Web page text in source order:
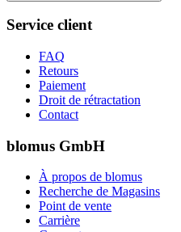
Service client
FAQ
Retours
Paiement
Droit de rétractation
Contact
blomus GmbH
À propos de blomus
Recherche de Magasins
Point de vente
Carrière